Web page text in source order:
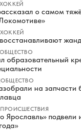
ХОККЕЙ
о самом
ХОККЕЙ
ОБЩЕСТВО
образовательный
ОБЩЕСТВО
на запчасти
ПРОИСШЕСТВИЯ
Ярославль» подвели